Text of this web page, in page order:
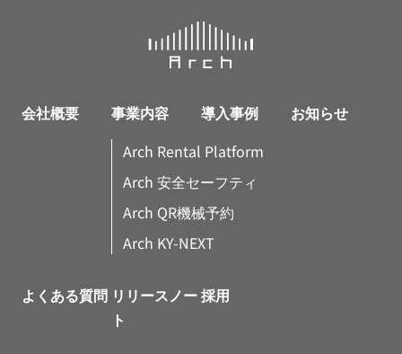
会社概要 事業内容
Arch Rental Platform
Arch 安全セーフティ
Arch QR機械予約
Arch KY-NEXT
導入事例 お知らせ
よくある質問 リリースノー
ト
採用